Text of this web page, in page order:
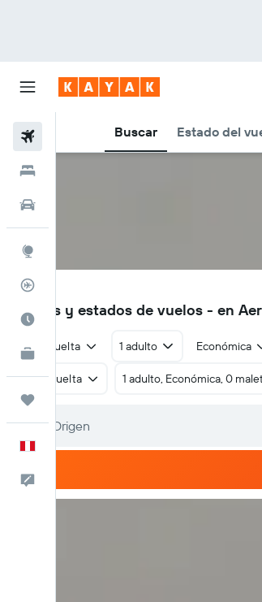
Buscar Estado del
Cuándo ir
KAYAK for Business
NUEVO
KBL
Vuelos y estados de vuelos - en
Ida y vuelta 1 adulto Económica
Ida y vuelta 1 adulto, Económica, 0